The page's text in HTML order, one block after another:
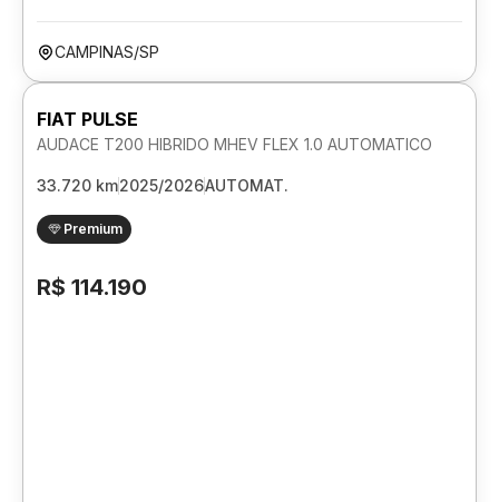
CAMPINAS/SP
FIAT PULSE
AUDACE T200 HIBRIDO MHEV FLEX 1.0 AUTOMATICO
33.720 km2025/2026AUTOMAT.
Premium
R$ 114.190